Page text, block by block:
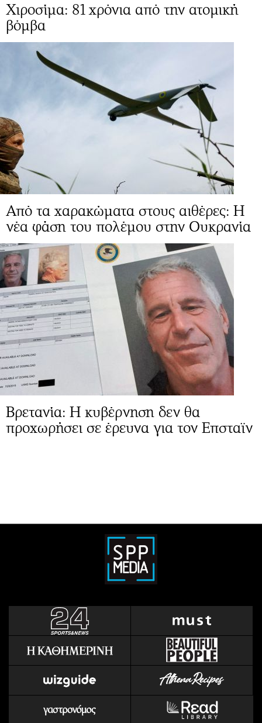
Χιροσίμα: 81 χρόνια από την ατομική
βόμβα
Από τα χαρακώματα στους αιθέρες: Η
νέα φάση του πολέμου στην Ουκρανία
Βρετανία: Η κυβέρνηση δεν θα
προχωρήσει σε έρευνα για τον Επσταϊν